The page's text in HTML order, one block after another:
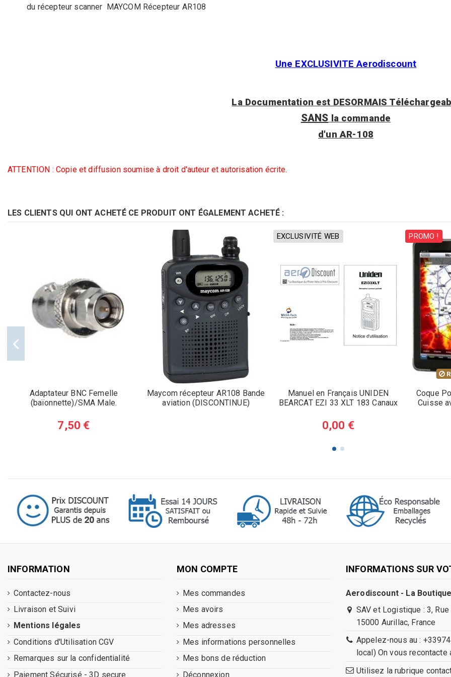
du récepteur scanner MAYCOM Récepteur AR108
Une EXCLUSIVITE Aerodiscount
La Documentation est DESORMAIS
SANS la commande
d'un AR-108
ATTENTION : Copie et diffusion soumise à droit d'auteur et autorisation écrite.
LES CLIENTS QUI ONT ACHETÉ CE PRODUIT ONT ÉGALEMENT ACHETÉ :
Adaptateur BNC Femelle
(baïonnette)/SMA Male.
7,50 €
Maycom récepteur AR108 Bande
aviation (DISCONTINUE)
EXCLUSIVITÉ WEB
Manuel en Français UNIDEN
BEARCAT EZI 33 XLT 183 Canaux
0,00 €
PROMO !
Coque
Cuisse
INFORMATION
Contactez-nous
Livraison et Suivi
Mentions légales
Conditions d'Utilisation CGV
Remarques sur la confidentialité
Paiement Sécurisé - 3D secure
MON COMPTE
Mes commandes
Mes avoirs
Mes adresses
Mes informations personnelles
Mes bons de réduction
Déconnexion
INFORMATIONS SUR
Aerodiscount - La
SAV et Logistique : 3,
15000 Aurillac, France
Appelez-nous au :
local) On vous
Utilisez la rubrique